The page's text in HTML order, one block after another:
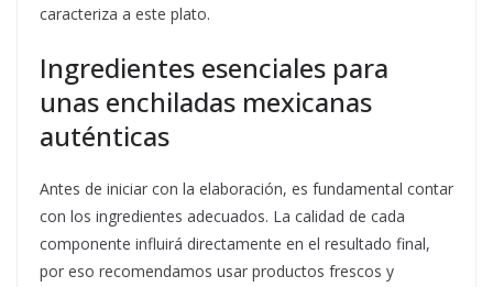
caracteriza a este plato.
Ingredientes esenciales para
unas enchiladas mexicanas
auténticas
Antes de iniciar con la elaboración, es fundamental contar
con los ingredientes adecuados. La calidad de cada
componente influirá directamente en el resultado final,
por eso recomendamos usar productos frescos y